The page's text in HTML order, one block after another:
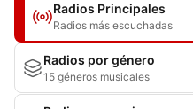
Radios Principales
Radios más escuchadas
Radios por género
15 géneros musicales